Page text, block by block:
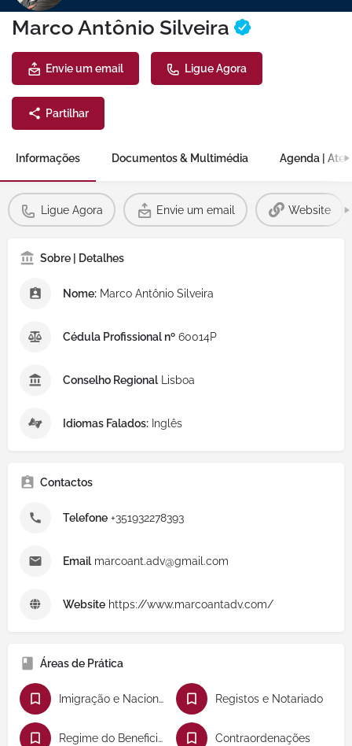
Marco Antônio Silveira
Envie um email Ligue Agora
Partilhar
Informações Documentos & Multimédia Agenda |
Ligue Agora Envie um email Website
Sobre | Detalhes
Nome: Marco Antônio Silveira
Cédula Profissional nº 60014P
Conselho RegionalLisboa
Idiomas Falados: Inglês
Contactos
Telefone +351932278393
Emailmarcoant.adv@gmail.com
Website https://www.marcoantadv.com/
Áreas de Prática
Imigração e Nacionalidade Registos e Notariado
Regime do Beneficiário Efetivo Contraordenações